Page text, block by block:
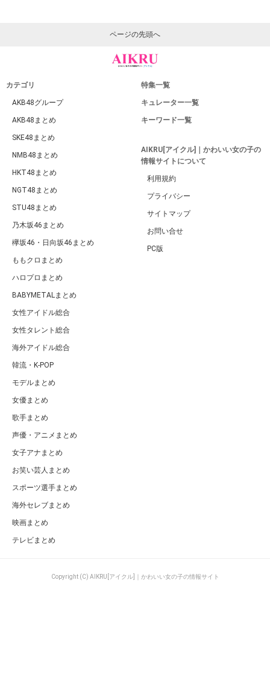
ページの先頭へ
カテゴリ
AKB48グループ
AKB48まとめ
SKE48まとめ
NMB48まとめ
HKT48まとめ
NGT48まとめ
STU48まとめ
乃木坂46まとめ
欅坂46・日向坂46まとめ
ももクロまとめ
ハロプロまとめ
BABYMETALまとめ
女性アイドル総合
女性タレント総合
海外アイドル総合
韓流・K-POP
モデルまとめ
女優まとめ
歌手まとめ
声優・アニメまとめ
女子アナまとめ
お笑い芸人まとめ
スポーツ選手まとめ
海外セレブまとめ
映画まとめ
テレビまとめ
特集一覧
キュレーター一覧
キーワード一覧
AIKRU[アイクル]｜かわいい女の子の
情報サイトについて
利用規約
プライバシー
サイトマップ
お問い合せ
PC版
Copyright (C) AIKRU[アイクル]｜かわいい女の子の情報サイト